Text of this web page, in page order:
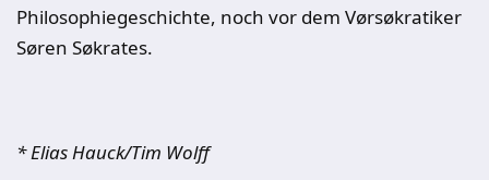
Philosophiegeschichte, noch vor dem Vørsøkratiker
Søren Søkrates.
* Elias Hauck/Tim Wolff